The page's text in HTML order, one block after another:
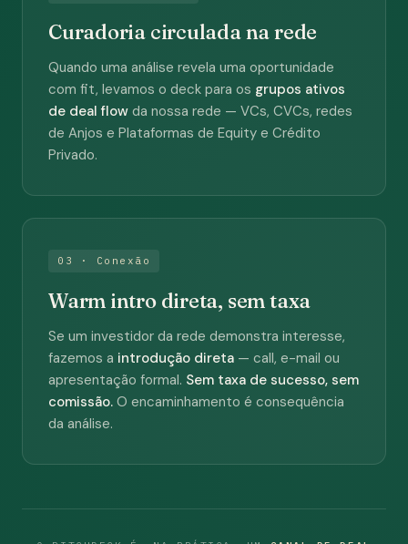
Curadoria circulada na rede
Quando uma análise revela uma oportunidade
com fit, levamos o deck para os grupos ativos
de deal flow da nossa rede — VCs, CVCs, redes
de Anjos e Plataformas de Equity e Crédito
Privado.
03 · Conexão
Warm intro direta, sem taxa
Se um investidor da rede demonstra interesse,
fazemos a introdução direta — call, e-mail ou
apresentação formal. Sem taxa de sucesso, sem
comissão. O encaminhamento é consequência
da análise.